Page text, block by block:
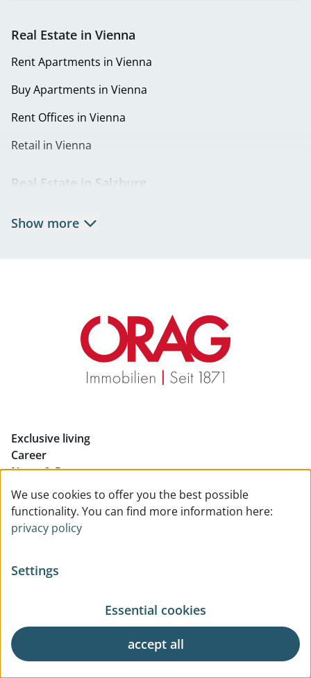
Real Estate in Vienna
Rent Apartments in Vienna
Buy Apartments in Vienna
Rent Offices in Vienna
Retail in Vienna
Real Estate in Salzburg
Real Estate in Graz
Rent Apartments in Graz
Eigentumswohnungen Graz
Retail in Salzburg
Buy Apartments in Linz
Rent Offices in Linz
Show more
Exclusive living
Career
News & Press
Digital Market Report
FAQs
Contact
Property Brokerage
Construction Management
Facility Management
We use cookies to offer you the best possible
functionality. You can find more information here:
privacy policy
Settings
Essential cookies
accept all